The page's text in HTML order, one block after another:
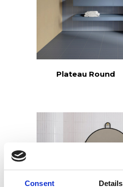
Consent Details
Plateau Round